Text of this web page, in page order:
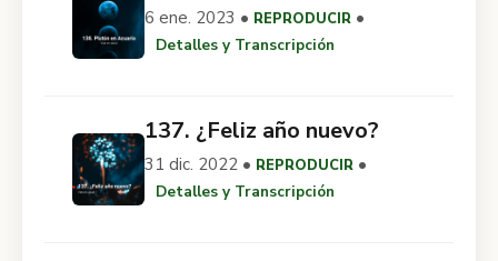
6 ene. 2023 • REPRODUCIR •
Detalles y Transcripción
137. ¿Feliz año nuevo?
31 dic. 2022 • REPRODUCIR •
Detalles y Transcripción